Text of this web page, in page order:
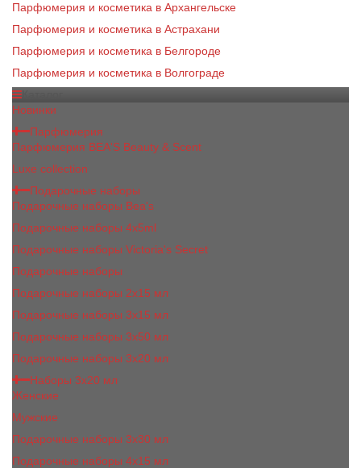
Парфюмерия и косметика в Архангельске
Парфюмерия и косметика в Астрахани
Парфюмерия и косметика в Белгороде
Парфюмерия и косметика в Волгограде
Новинки
Парфюмерия
Парфюмерия BEA'S Beauty & Scent
Luxe collection
Подарочные наборы
Подарочные наборы Bea's
Подарочные наборы 4х5ml
Подарочные наборы Victoria's Secret
Подарочные наборы
Подарочные наборы 2x15 мл
Подарочные наборы 3х15 мл
Подарочные наборы 3x50 мл
Подарочные наборы 3x20 мл
Наборы 3х20 мл
Женские
Мужские
Подарочные наборы 3х30 мл
Подарочные наборы 4x15 мл